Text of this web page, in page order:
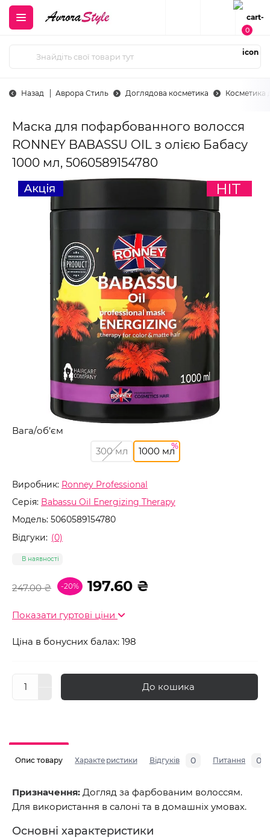
0
Назад Аврора Стиль Доглядова косметика Косметика
Маска для пофарбованного волосся
RONNEY BABASSU OIL з олією Бабасу
1000 мл, 5060589154780
Виробник: Ronney Professional
Серія: Babassu Oil Energizing Therapy
Модель: 5060589154780
Відгуки: (0)
В наявності
Вага/об’єм
300 мл
1000 мл
247.00 ₴ -20% 197.60 ₴
Показати гуртові ціни
Ціна в бонусних балах: 198
До кошика
Опис товару Характеристики Відгуків 0 Питання 0
Призначення: Догляд за фарбованим волоссям.
Для використання в салоні та в домашніх умовах.
Основні характеристики